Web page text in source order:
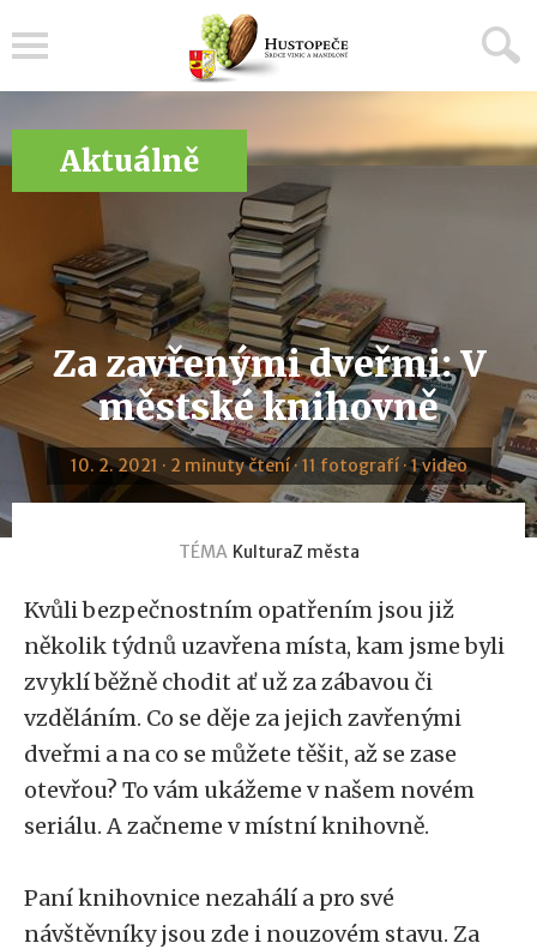
Aktuálně
Za zavřenými dveřmi: V
městské knihovně
10. 2. 2021 · 2 minuty čtení · 11 fotografí · 1 video
TÉMA KulturaZ města
Kvůli bezpečnostním opatřením jsou již
několik týdnů uzavřena místa, kam jsme byli
zvyklí běžně chodit ať už za zábavou či
vzděláním. Co se děje za jejich zavřenými
dveřmi a na co se můžete těšit, až se zase
otevřou? To vám ukážeme v našem novém
seriálu. A začneme v místní knihovně.
Paní knihovnice nezahálí a pro své
návštěvníky jsou zde i nouzovém stavu. Za